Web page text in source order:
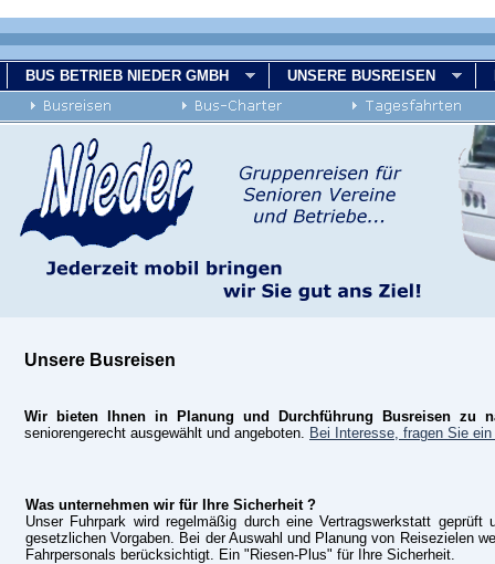
BUS BETRIEB NIEDER GMBH UNSERE BUSREISEN
Unsere Busreisen
Wir bieten Ihnen in Planung und Durchführung Busreisen zu
seniorengerecht ausgewählt und angeboten. Bei Interesse, fragen Sie
Was unternehmen wir für Ihre Sicherheit ?
Unser Fuhrpark wird regelmäßig durch eine Vertragswerkstatt geprüft
gesetzlichen Vorgaben. Bei der Auswahl und Planung von Reisezielen
Fahrpersonals berücksichtigt. Ein "Riesen-Plus" für Ihre Sicherheit.